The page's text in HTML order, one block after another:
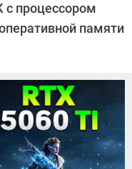
с процессором
памяти